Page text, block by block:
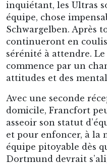
inquiétant, les Ultras
équipe, chose
Schwargelben. Après
continueront en
sérénité à attendre.
commence par un
attitudes et des
Avec une seconde
domicile, Francfort
asseoir son statut
et pour enfoncer, à la
équipe pitoyable dès
Dortmund devrait